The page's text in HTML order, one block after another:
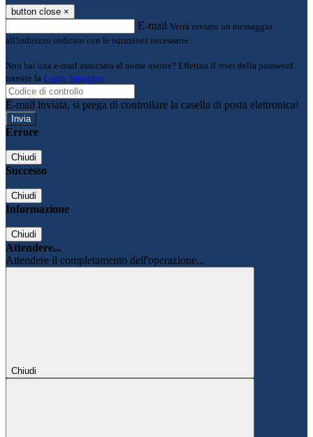
button close ×
E-mail Verrà inviato un messaggio
all'indirizzo indicato con le istruzioni necessarie.
Non hai una e-mail associata al nome utente? Effettua il reset della password
tramite la Login Spaggiari
E-mail inviata, si prega di controllare la casella di posta elettronica!
Errore
Chiudi
Successo
Chiudi
Informazione
Chiudi
Attendere...
Attendere il completamento dell'operazione...
Chiudi